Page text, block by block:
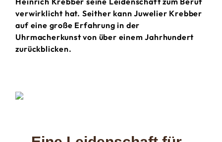
verwirklicht hat. Seither kann Juwelier Krebber
auf eine große Erfahrung in der
Uhrmacherkunst von über einem Jahrhundert
zurückblicken.